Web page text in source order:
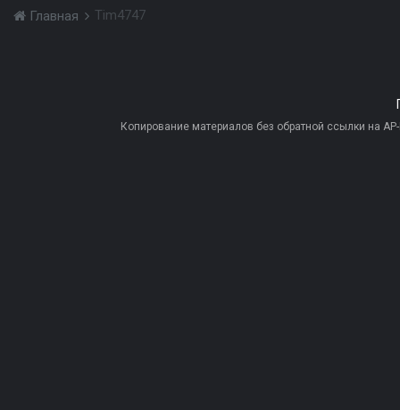
Главная Tim4747
Копирование материалов без обратной ссылки на